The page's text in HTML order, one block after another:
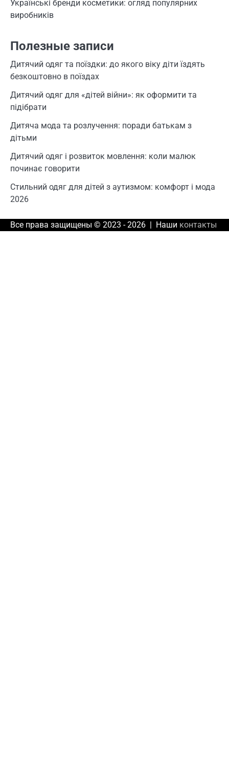
Українські бренди косметики: огляд популярних
виробників
Полезные записи
Дитячий одяг та поїздки: до якого віку діти їздять
безкоштовно в поїздах
Дитячий одяг для «дітей війни»: як оформити та
підібрати
Дитяча мода та розлучення: поради батькам з
дітьми
Дитячий одяг і розвиток мовлення: коли малюк
починає говорити
Стильний одяг для дітей з аутизмом: комфорт і мода
2026
Все права защищены © 2023 - 2026 | Наши контакты